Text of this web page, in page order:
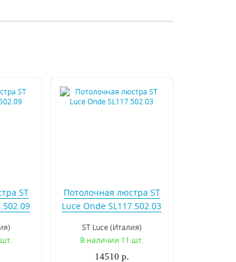
ST
Потолочная люстра ST
Luce Onde SL117.502.03
ST Luce (Италия)
В наличии 11 шт.
14510 р.